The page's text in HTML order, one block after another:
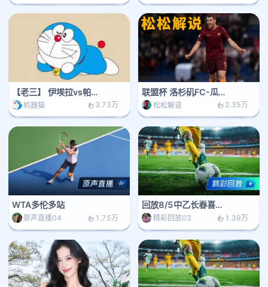
【老三】 伊埃拉vs帕克斯
机器猫 3.73万
联盟杯 洛杉矶FC-瓜达拉哈拉
松松解说 2.35万
WTA多伦多站
原声直播04 1.75万
回放8/5中乙长春喜都vs大连英博
精彩回放03 1.39万